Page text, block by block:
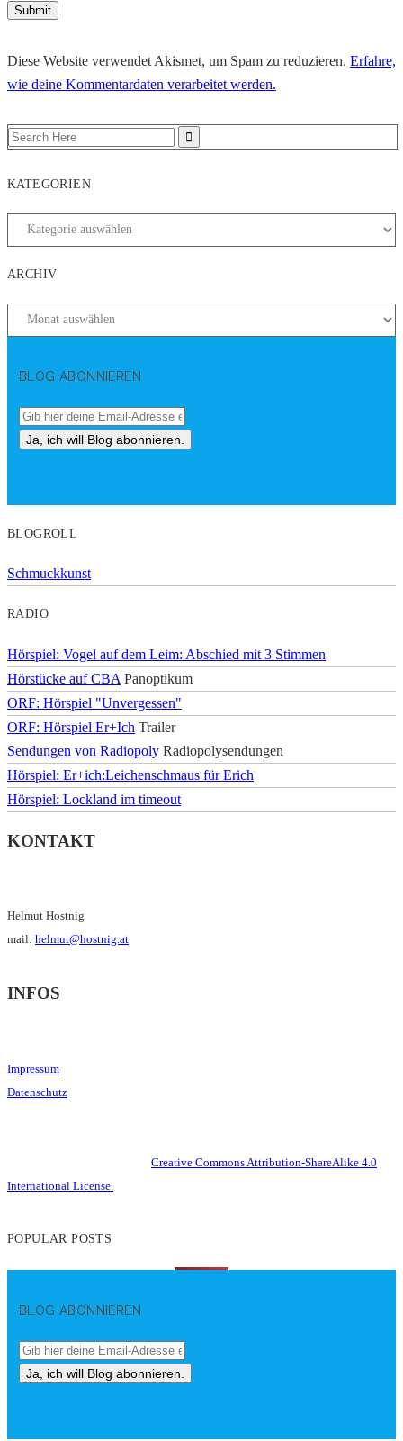
Diese Website verwendet Akismet, um Spam zu reduzieren. Erfahre,
wie deine Kommentardaten verarbeitet werden.
KATEGORIEN
ARCHIV
BLOG ABONNIEREN
BLOGROLL
Schmuckkunst
RADIO
Hörspiel: Vogel auf dem Leim: Abschied mit 3 Stimmen
Hörstücke auf CBA Panoptikum
ORF: Hörspiel "Unvergessen"
ORF: Hörspiel Er+Ich Trailer
Sendungen von Radiopoly Radiopolysendungen
Hörspiel: Er+ich:Leichenschmaus für Erich
Hörspiel: Lockland im timeout
KONTAKT
Helmut Hostnig
mail: helmut@hostnig.at
INFOS
Impressum
Datenschutz
Creative Commons Attribution-ShareAlike 4.0
International License.
POPULAR POSTS
BLOG ABONNIEREN